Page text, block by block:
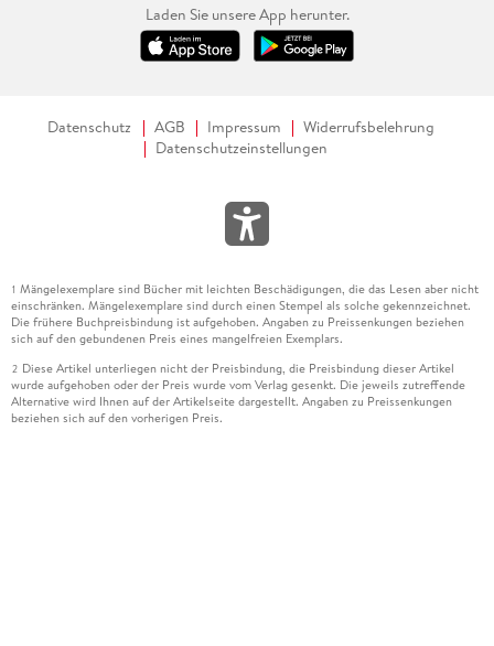
Laden Sie unsere App herunter.
Datenschutz AGB Impressum
Widerrufsbelehrung
Datenschutzeinstellungen
1 Mängelexemplare sind Bücher mit leichten Beschädigungen, die das Lesen aber nicht
einschränken. Mängelexemplare sind durch einen Stempel als solche gekennzeichnet.
Die frühere Buchpreisbindung ist aufgehoben. Angaben zu Preissenkungen beziehen
sich auf den gebundenen Preis eines mangelfreien Exemplars.
2 Diese Artikel unterliegen nicht der Preisbindung, die Preisbindung dieser Artikel
wurde aufgehoben oder der Preis wurde vom Verlag gesenkt. Die jeweils zutreffende
Alternative wird Ihnen auf der Artikelseite dargestellt. Angaben zu Preissenkungen
beziehen sich auf den vorherigen Preis.